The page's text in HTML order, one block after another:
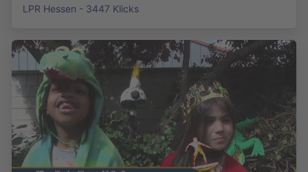
LPR Hessen - 3447 Klicks